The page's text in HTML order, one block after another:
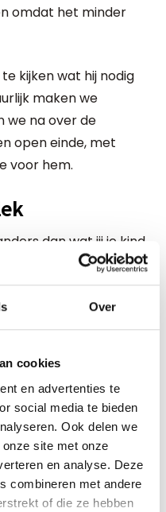
Over
cookies
en advertenties te
social media te bieden
Ook delen we
site met onze
en analyse. Deze
combineren met andere
of die ze hebben
omdat het minder
kijken wat hij nodig
maken we
we na over de
open einde, met
voor hem.
dan wat jij je kind
Dat hij kan doen
wordt omringd door
ja, ook liefde vindt,
Wel als
bij hoe we praten